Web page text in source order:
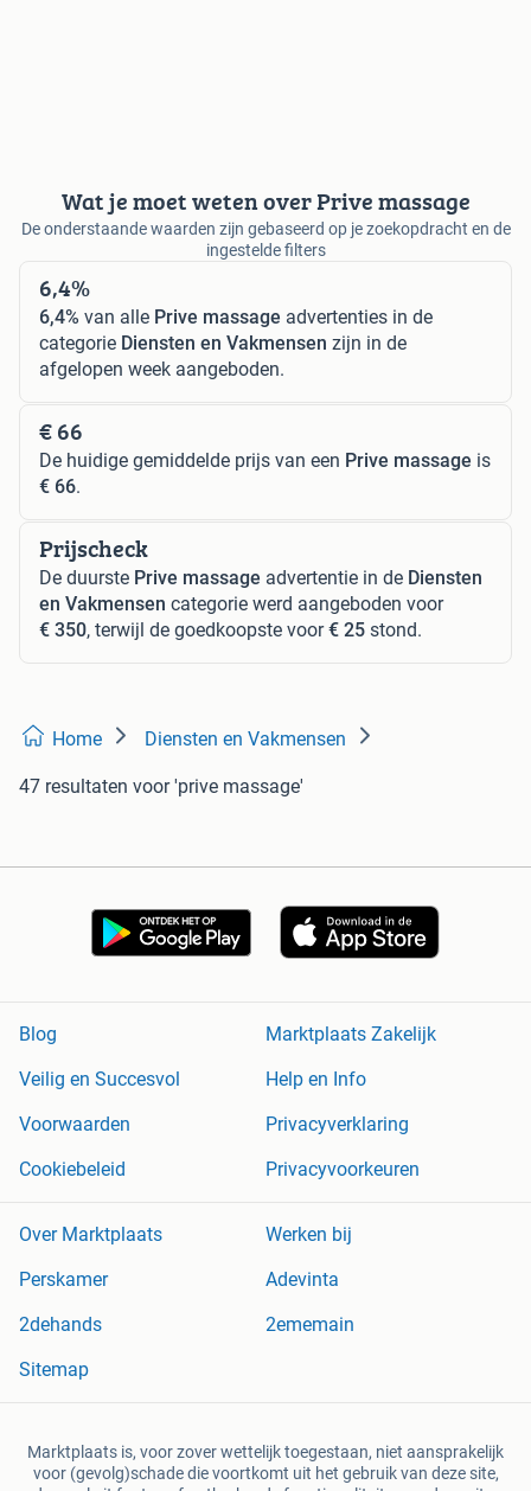
Wat je moet weten over Prive massage
De onderstaande waarden zijn gebaseerd op je zoekopdracht en de
ingestelde filters
6,4%
6,4% van alle Prive massage advertenties in de
categorie Diensten en Vakmensen zijn in de
afgelopen week aangeboden.
€ 66
De huidige gemiddelde prijs van een Prive massage is
€ 66.
Prijscheck
De duurste Prive massage advertentie in de Diensten
en Vakmensen categorie werd aangeboden voor
€ 350, terwijl de goedkoopste voor€ 25 stond.
Home Diensten en Vakmensen
47 resultaten voor 'prive massage'
Blog
Marktplaats Zakelijk
Veilig en Succesvol
Help en Info
Voorwaarden
Privacyverklaring
Cookiebeleid
Privacyvoorkeuren
Over Marktplaats
Werken bij
Perskamer
Adevinta
2dehands
2ememain
Sitemap
Marktplaats is, voor zover wettelijk toegestaan, niet aansprakelijk
voor (gevolg)schade die voortkomt uit het gebruik van deze site,